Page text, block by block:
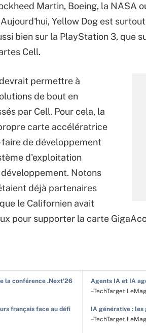
Martin, Boeing, la NASA
Yellow Dog est
bien sur la PlayStation 3, que
Cell.
permettre à
de bout en
par Cell. Pour cela, la
carte accélératrice
faire de développement
d'exploitation
Notons
déjà partenaires
le Californien avait
pour supporter la carte
la conférence .Next'26
Agents IA et IA
–TechTarget
français face au défi
IA générative : les
–TechTarget